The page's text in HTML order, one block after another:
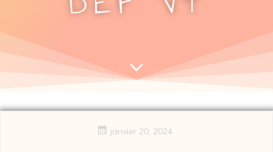
janvier 20, 2024